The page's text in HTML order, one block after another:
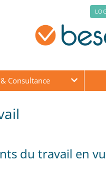
Consultance
du travail en